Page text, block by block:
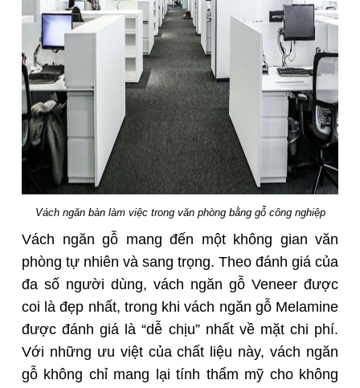
Vách ngăn bàn làm việc trong văn phòng bằng gỗ công nghiệp
Vách ngăn gỗ mang đến một không gian văn
phòng tự nhiên và sang trọng. Theo đánh giá của
đa số người dùng, vách ngăn gỗ Veneer được
coi là đẹp nhất, trong khi vách ngăn gỗ Melamine
được đánh giá là “dễ chịu” nhất về mặt chi phí.
Với những ưu việt của chất liệu này, vách ngăn
gỗ không chỉ mang lại tính thẩm mỹ cho không